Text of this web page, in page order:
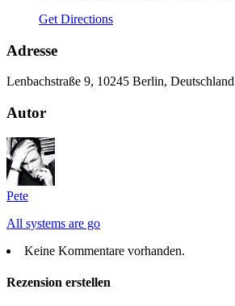
Get Directions
Adresse
Lenbachstraße 9, 10245 Berlin, Deutschland
Autor
Pete
All systems are go
Keine Kommentare vorhanden.
Rezension erstellen